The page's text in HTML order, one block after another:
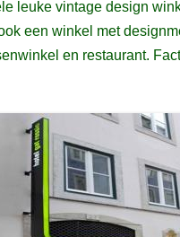
leuke vintage design
een winkel met
en restaurant.